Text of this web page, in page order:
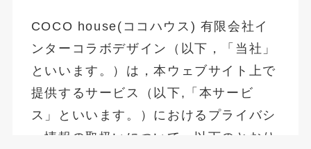
COCO house(ココハウス) 有限会社イ
ンターコラボデザイン（以下，「当社」
といいます。）は，本ウェブサイト上で
提供するサービス（以下,「本サービ
ス」といいます。）におけるプライバシ
ー情報の取扱いについて，以下のとおり